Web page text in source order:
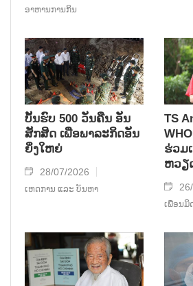
ອາຫານການກິນ
ບັ້ນຮົບ 500 ວັນຄືນ ອັນ
ສັກສິດ ເພື່ອພາລະກິດອັນ
ຍິ່ງໃຫຍ່
28/07/2026
ເຫດການ ແລະ ບັນຫາ
TS
ຮ່ວມ
ຫວຽ
ເພື່ອນມິ